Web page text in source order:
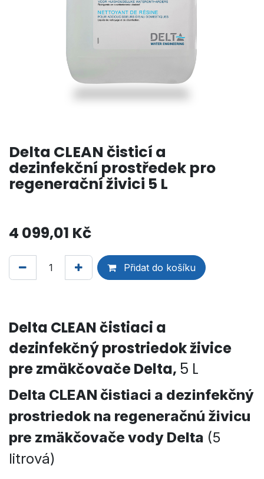
Delta CLEAN čisticí a
dezinfekční prostředek pro
regenerační živici 5 L
4 099,01 Kč
Přidat do košíku
Delta CLEAN čistiaci a
dezinfekčný prostriedok živice
pre zmäkčovače Delta, 5 L
Delta CLEAN čistiaci a dezinfekčný
prostriedok na regeneračnú živicu
pre zmäkčovače vody Delta (5
litrová)